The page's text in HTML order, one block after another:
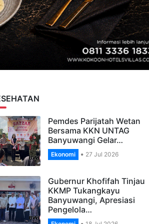
Pemdes Parijatah Wetan
Bersama KKN UNTAG
Ekonomi 27 Jul 2026
Gubernur Khofifah Tinjau
KKMP Tukangkayu